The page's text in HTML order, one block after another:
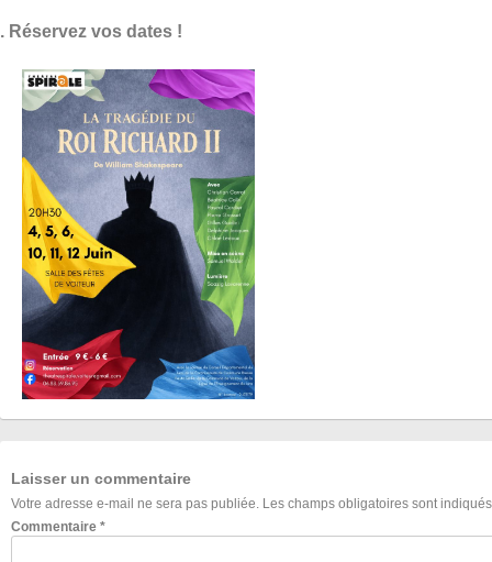
. Réservez vos dates !
Laisser un commentaire
Votre adresse e-mail ne sera pas publiée. Les champs obligatoires sont
Commentaire *